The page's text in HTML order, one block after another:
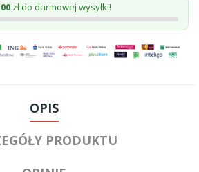
zł do darmowej wysyłki!
OPIS
PRODUKTU